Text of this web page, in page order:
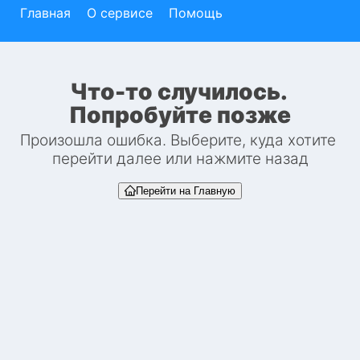
Главная О сервисе Помощь
Что-то случилось.
Попробуйте позже
Произошла ошибка. Выберите, куда хотите
перейти далее или нажмите назад
Перейти на Главную